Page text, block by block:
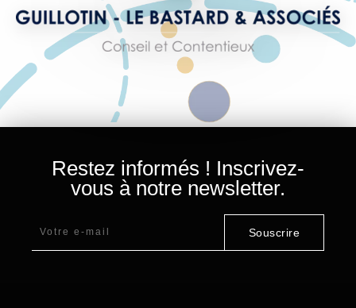
Restez informés ! Inscrivez-
vous à notre newsletter.
Souscrire